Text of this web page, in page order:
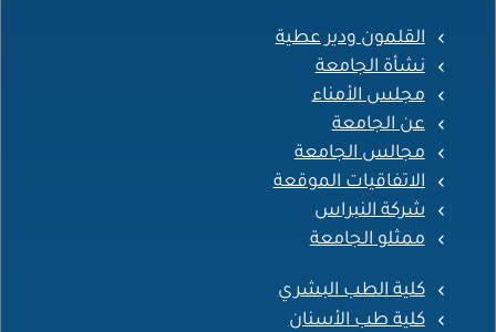
القلمون ودير عطية
نشأة الجامعة
مجلس الأمناء
عن الجامعة
مجالس الجامعة
الاتفاقيات الموقعة
شركة النبراس
ممثلو الجامعة
كلية الطب البشري
كلية طب الأسنان